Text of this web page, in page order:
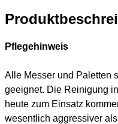
Pflegehinweis
Alle Messer und Paletten
geeignet. Die Reinigung
heute zum Einsatz
wesentlich aggressiver